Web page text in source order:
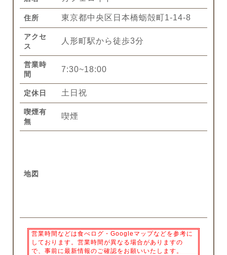
住所 東京都中央区日本橋蛎殻町1-14-8
アクセ
ス
人形町駅から徒歩3分
営業時
間
7:30~18:00
定休日 土日祝
喫煙有
無
喫煙
地図
営業時間などは食べログ・Googleマップなどを参考に
しております。営業時間が異なる場合がありますの
で、事前に最新情報のご確認をお願いいたします。